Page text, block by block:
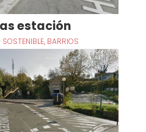
estación
, BARRIOS